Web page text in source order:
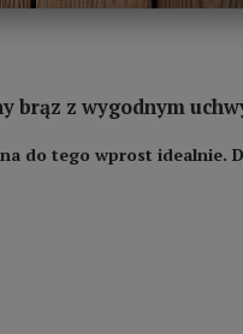
brąz z wygodnym
do tego wprost idealnie.